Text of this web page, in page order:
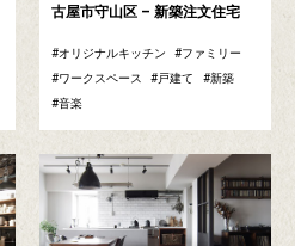
古屋市守山区 – 新築注文住宅
オリジナルキッチン
ファミリー
ワークスペース
戸建て
新築
音楽